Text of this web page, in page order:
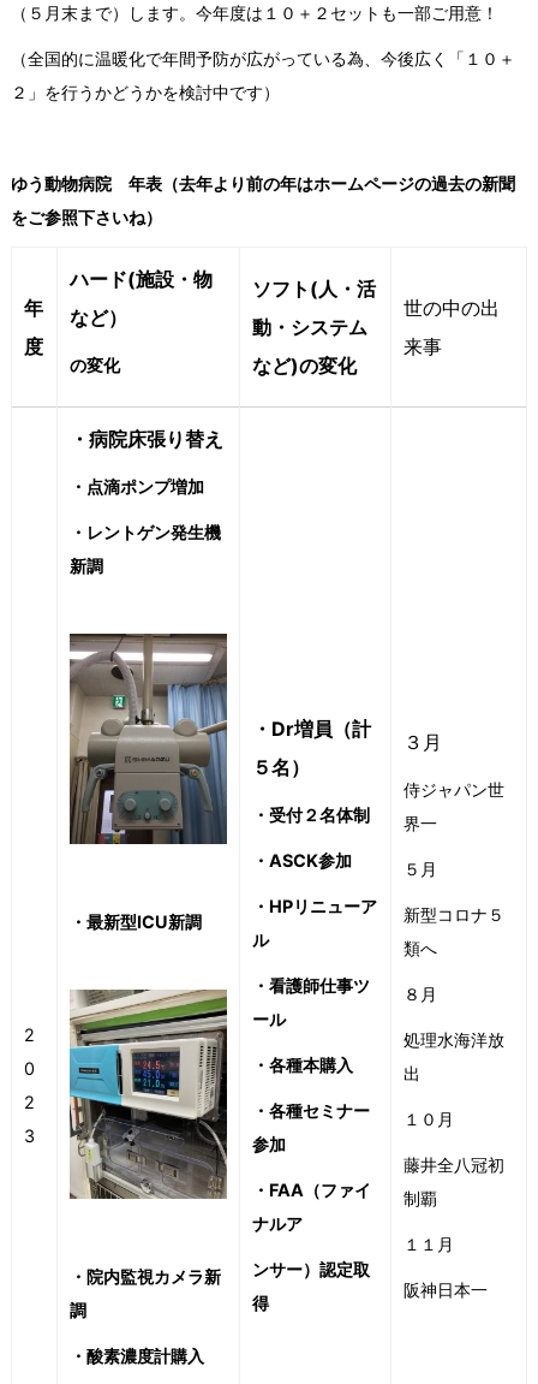
（５月末まで）します。今年度は１０＋２セットも一部ご用意！
（全国的に温暖化で年間予防が広がっている為、今後広く「１０＋
２」を行うかどうかを検討中です）
ゆう動物病院 年表（去年より前の年はホームページの過去の新聞
をご参照下さいね）
年
度
ハード(施設・物
など）
の変化
ソフト(人・活
動・システム
など)の変化
世の中の出
来事
2
0
2
3
・病院床張り替え
・点滴ポンプ増加
・レントゲン発生機
新調
・最新型ICU新調
・院内監視カメラ新
調
・酸素濃度計購入
・Dr増員（計
５名）
・受付２名体制
・ASCK参加
・HPリニューア
ル
・看護師仕事ツ
ール
・各種本購入
・各種セミナー
参加
・FAA（ファイ
ナルア
ンサー）認定取
得
３月
侍ジャパン世
界一
５月
新型コロナ５
類へ
８月
処理水海洋放
出
１０月
藤井全八冠初
制覇
１１月
阪神日本一